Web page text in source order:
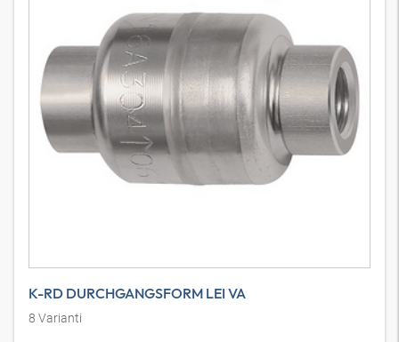
K-RD DURCHGANGSFORM LEI VA
8 Varianti